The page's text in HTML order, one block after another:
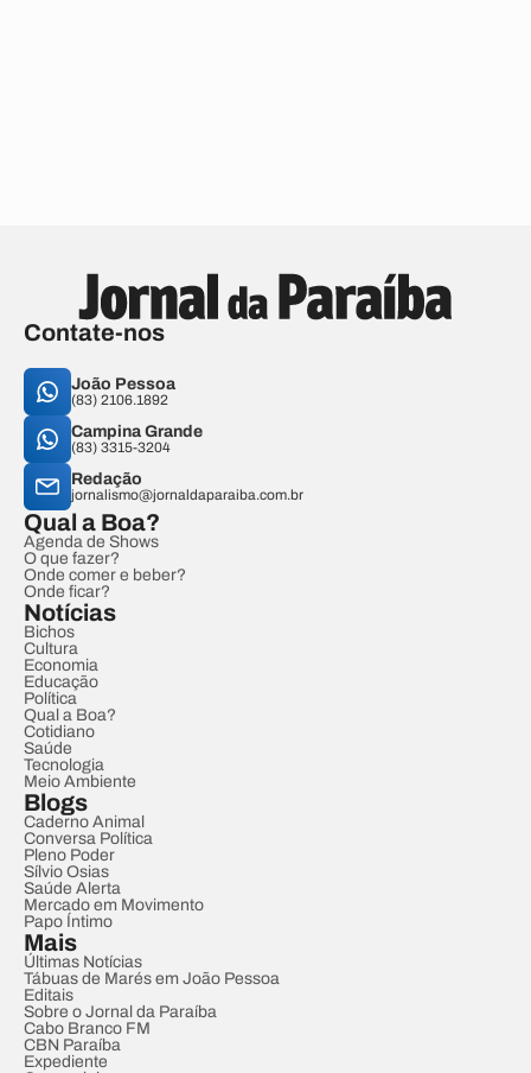
Contate-nos
João Pessoa
(83) 2106.1892
Campina Grande
(83) 3315-3204
Redação
jornalismo@jornaldaparaiba.com.br
Qual a Boa?
Agenda de Shows
O que fazer?
Onde comer e beber?
Onde ficar?
Notícias
Bichos
Cultura
Economia
Educação
Política
Qual a Boa?
Cotidiano
Saúde
Tecnologia
Meio Ambiente
Blogs
Caderno Animal
Conversa Política
Pleno Poder
Sílvio Osias
Saúde Alerta
Mercado em Movimento
Papo Íntimo
Mais
Últimas Notícias
Tábuas de Marés em João Pessoa
Editais
Sobre o Jornal da Paraíba
Cabo Branco FM
CBN Paraíba
Expediente